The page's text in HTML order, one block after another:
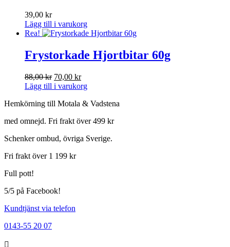
39,00 kr
Lägg till i varukorg
Rea!
Frystorkade Hjortbitar 60g
88,00kr Det
ursprungliga
var:
70,00 krDet
nuvarande
är:
Lägg till i varukorg
Hemkörning till Motala & Vadstena
med omnejd. Fri frakt över 499 kr
Schenker ombud, övriga Sverige.
Fri frakt över 1 199 kr
Full pott!
5/5 på Facebook!
Kundtjänst via telefon
0143-55 20 07